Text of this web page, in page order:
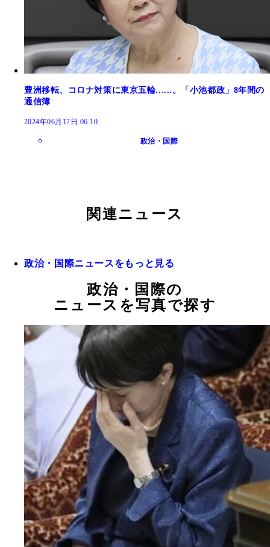
豊洲移転、コロナ対策に東京五輪......。「小池都政」8年間の
通信簿
2024年06月17日 06:10
政治・国際
関連ニュース
政治・国際ニュースをもっと見る
政治・国際の
ニュースを写真で探す